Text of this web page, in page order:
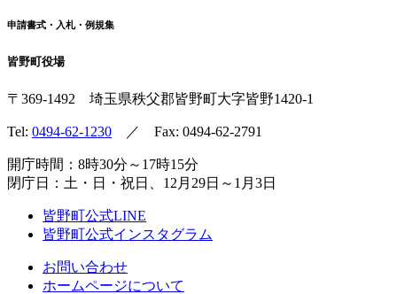
申請書式・入札・例規集
皆野町役場
〒369-1492 埼玉県秩父郡皆野町大字皆野1420-1
Tel: 0494-62-1230 ／ Fax: 0494-62-2791
開庁時間：8時30分～17時15分
閉庁日：土・日・祝日、12月29日～1月3日
皆野町公式LINE
皆野町公式インスタグラム
お問い合わせ
ホームページについて